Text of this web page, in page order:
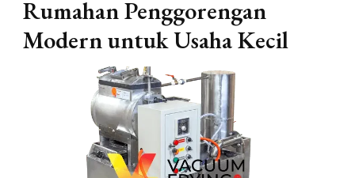
Rumahan Penggorengan
Modern untuk Usaha Kecil